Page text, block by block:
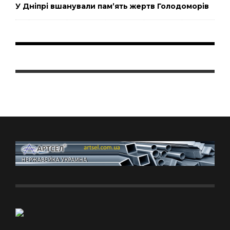
У Дніпрі вшанували пам’ять жертв Голодоморів